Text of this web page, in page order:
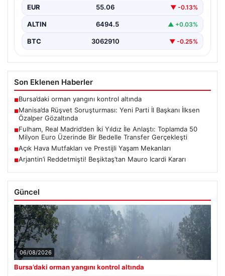
EUR 55.06 ▼ -0.13%
ALTIN 6494.5 ▲ +0.03%
BTC 3062910 ▼ -0.25%
Son Eklenen Haberler
■Bursa’daki orman yangını kontrol altında
■Manisa’da Rüşvet Soruşturması: Yeni Parti İl Başkanı İlksen
Özalper Gözaltında
■Fulham, Real Madrid’den İki Yıldız İle Anlaştı: Toplamda 50
Milyon Euro Üzerinde Bir Bedelle Transfer Gerçekleşti
■Açık Hava Mutfakları ve Prestijli Yaşam Mekanları
■Arjantin’i Reddetmişti! Beşiktaş’tan Mauro Icardi Kararı
Güncel
06/08/2026
Bursa’daki orman yangını kontrol altında